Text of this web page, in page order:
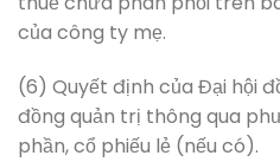
của công ty mẹ.
(6) Quyết định của Đại hội
đồng quản trị thông qua
phần, cổ phiếu lẻ (nếu có).